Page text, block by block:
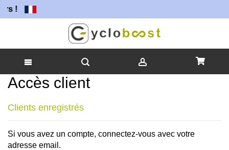
!
Allez
au
Accès client
Clients enregistrés
Si vous avez un compte, connectez-vous avec votre
adresse email.